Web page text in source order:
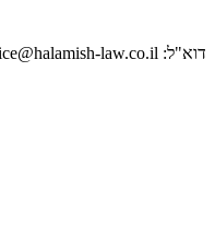
דוא"ל: office@halamish-law.co.il